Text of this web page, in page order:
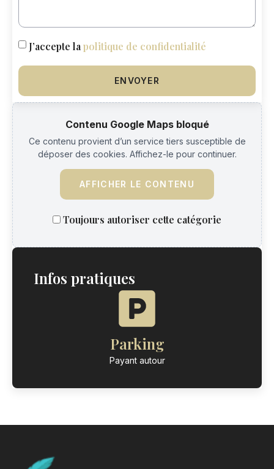
Contenu Google Maps bloqué
Ce contenu provient d’un service tiers susceptible de
déposer des cookies. Affichez-le pour continuer.
AFFICHER LE CONTENU
Toujours autoriser cette catégorie
Infos pratiques
Parking
Payant autour
J’accepte lapolitique de confidentialité
ENVOYER